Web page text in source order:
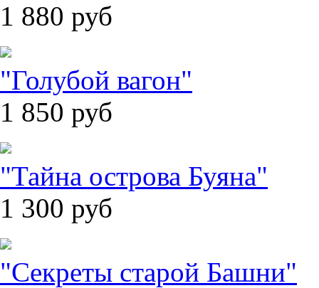
1 880 руб
"Голубой вагон"
1 850 руб
"Тайна острова Буяна"
1 300 руб
"Секреты старой Башни"